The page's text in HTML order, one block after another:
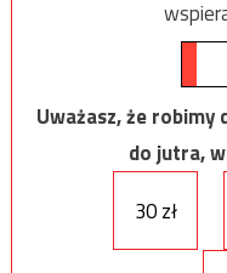
Uważasz, że
do jutra,
30 zł